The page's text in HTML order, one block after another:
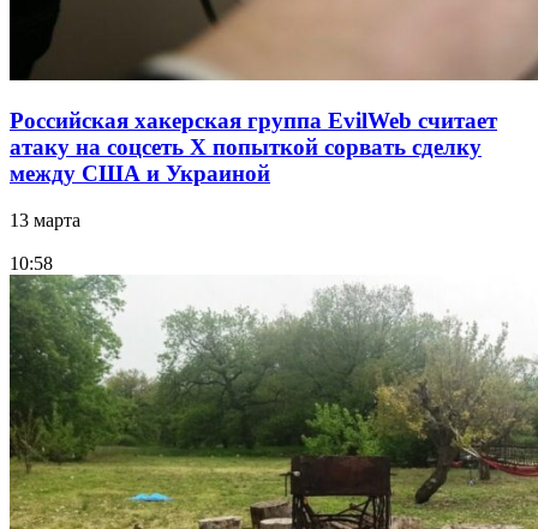
Российская хакерская группа EvilWeb считает
атаку на соцсеть Х попыткой сорвать сделку
между США и Украиной
13 марта
10:58